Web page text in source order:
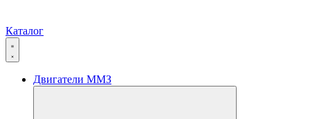
Каталог
Двигатели ММЗ